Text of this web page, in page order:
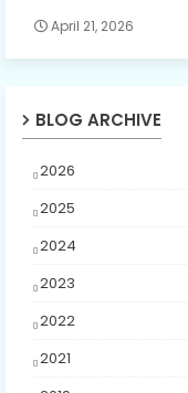
April 21, 2026
BLOG ARCHIVE
2026
2025
2024
2023
2022
2021